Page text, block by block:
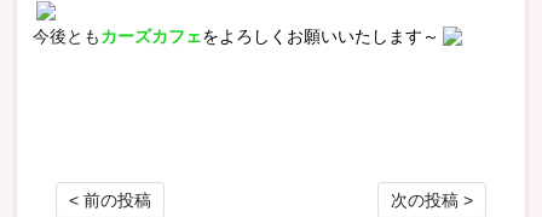
今後ともカーズカフェをよろしくお願いいたします～
投稿ナビゲーション
< 前の投稿 次の投稿 >